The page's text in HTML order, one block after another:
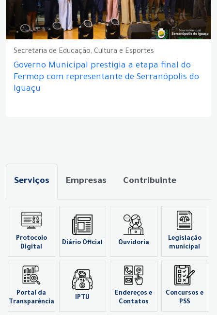
Secretaria de Educação, Cultura e Esportes
Governo Municipal prestigia a etapa final do
Fermop com representante de Serranópolis do
Iguaçu
Serviços Empresas Contribuinte
Protocolo
Digital
Diário Oficial Ouvidoria
Legislação
municipal
Portal da
Transparência
IPTU
Endereços e
Contatos
Concursos e
PSS